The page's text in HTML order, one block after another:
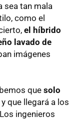
sea tan mala
como el
el híbrido
lavado de
imágenes
que solo
y que llegará a los
ingenieros